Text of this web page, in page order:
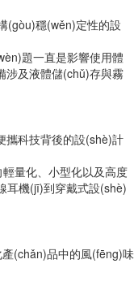
穩(wěn)定性的設
題一直是影響使用體
涉及液體儲(chǔ)存與霧
科技背後的設(shè)計
量化、小型化以及高度
耳機(jī)到穿戴式設(shè)
(chǎn)品中的風(fēng)味